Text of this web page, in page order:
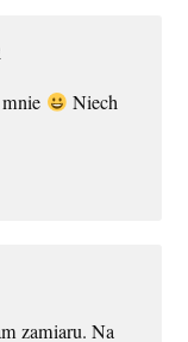
Niech
zamiaru. Na